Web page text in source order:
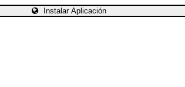
Instalar Aplicación